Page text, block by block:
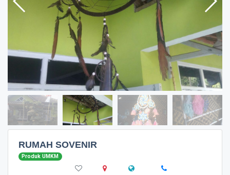
RUMAH SOVENIR
Produk UMKM